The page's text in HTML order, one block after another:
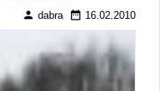
person dabra date_range 16.02.2010